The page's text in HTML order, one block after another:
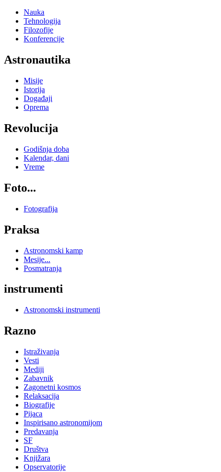
Nauka
Tehnologija
Filozofije
Konferencije
Astronautika
Misije
Istorija
Događaji
Oprema
Revolucija
Godišnja doba
Kalendar, dani
Vreme
Foto...
Fotografija
Praksa
Astronomski kamp
Mesije...
Posmatranja
instrumenti
Astronomski instrumenti
Razno
Istraživanja
Vesti
Mediji
Zabavnik
Zagonetni kosmos
Relaksacija
Biografije
Pijaca
Inspirisano astronomijom
Predavanja
SF
Društva
Knjižara
Opservatorije